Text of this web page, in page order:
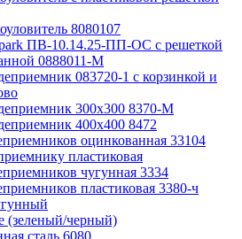
8080107
ПВ-10.14.25-ПП-ОС с решеткой
0888011-М
083720-1 c корзинкой и
300x300 8370-М
400x400 8472
оцинкованная 33104
пластиковая
чугунная 3334
пластиковая 3380-ч
(зеленый/черный)